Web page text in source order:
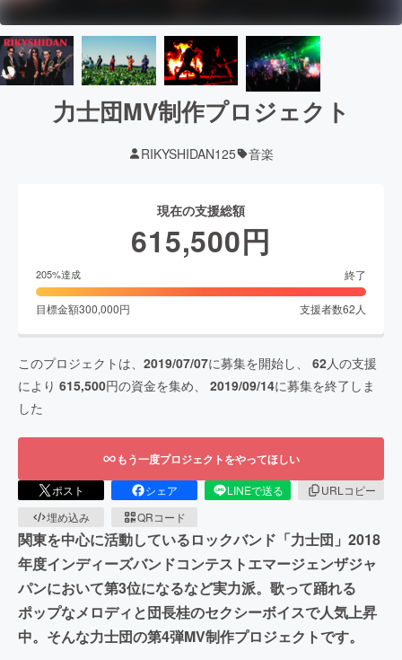
力士団MV制作プロジェクト
RIKYSHIDAN125 音楽
現在の支援総額
615,500円
205%達成 終了
目標金額300,000円 支援者数62 人
このプロジェクトは、 2019/07/07に募集を開始し、 62人の支援
により 615,500円の資金を集め、 2019/09/14に募集を終了しま
した
もう一度プロジェクトをやってほしい
ポスト シェア LINEで送る
URLコピー
埋め込み
QRコード
関東を中心に活動しているロックバンド「力士団」2018
年度インディーズバンドコンテストエマージェンザジャ
パンにおいて第3位になるなど実力派。歌って踊れる
ポップなメロディと団長桂のセクシーボイスで人気上昇
中。そんな力士団の第4弾MV制作プロジェクトです。